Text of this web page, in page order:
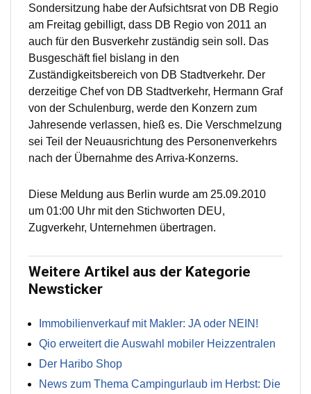
Sondersitzung habe der Aufsichtsrat von DB Regio
am Freitag gebilligt, dass DB Regio von 2011 an
auch für den Busverkehr zuständig sein soll. Das
Busgeschäft fiel bislang in den
Zuständigkeitsbereich von DB Stadtverkehr. Der
derzeitige Chef von DB Stadtverkehr, Hermann Graf
von der Schulenburg, werde den Konzern zum
Jahresende verlassen, hieß es. Die Verschmelzung
sei Teil der Neuausrichtung des Personenverkehrs
nach der Übernahme des Arriva-Konzerns.
Diese Meldung aus Berlin wurde am 25.09.2010
um 01:00 Uhr mit den Stichworten DEU,
Zugverkehr, Unternehmen übertragen.
Weitere Artikel aus der Kategorie
Newsticker
Immobilienverkauf mit Makler: JA oder NEIN!
Qio erweitert die Auswahl mobiler Heizzentralen
Der Haribo Shop
News zum Thema Campingurlaub im Herbst: Die